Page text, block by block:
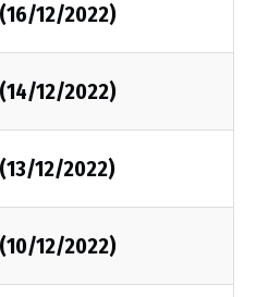
12/2022)
12/2022)
12/2022)
12/2022)